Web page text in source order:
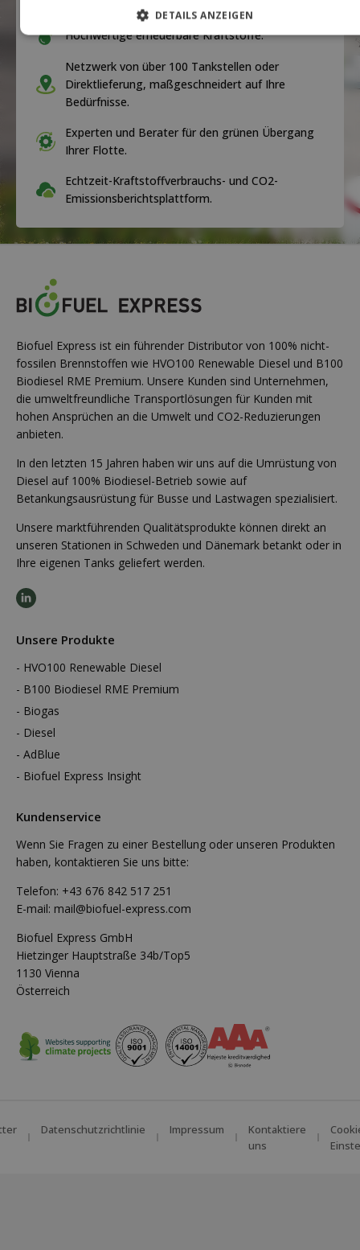
Hochwertige erneuerbare Kraftstoffe.
Netzwerk von über 100 Tankstellen oder
Direktlieferung, maßgeschneidert auf Ihre
Bedürfnisse.
Experten und Berater für den grünen Übergang
Ihrer Flotte.
Echtzeit-Kraftstoffverbrauchs- und CO2-
Emissionsberichtsplattform.
Biofuel Express ist ein führender Distributor von 100% nicht-
fossilen Brennstoffen wie HVO100 Renewable Diesel und B100
Biodiesel RME Premium. Unsere Kunden sind Unternehmen,
die umweltfreundliche Transportlösungen für Kunden mit
hohen Ansprüchen an die Umwelt und CO2-Reduzierungen
anbieten.
In den letzten 15 Jahren haben wir uns auf die Umrüstung von
Diesel auf 100% Biodiesel-Betrieb sowie auf
Betankungsausrüstung für Busse und Lastwagen spezialisiert.
Unsere marktführenden Qualitätsprodukte können direkt an
unseren Stationen in Schweden und Dänemark betankt oder in
Ihre eigenen Tanks geliefert werden.
Unsere Produkte
HVO100 Renewable Diesel
B100 Biodiesel RME Premium
Biogas
Diesel
AdBlue
Biofuel Express Insight
Kundenservice
Wenn Sie Fragen zu einer Bestellung oder unseren Produkten
haben, kontaktieren Sie uns bitte:
Telefon: +43 676 842 517 251
E-mail: mail@biofuel-express.com
Biofuel Express GmbH
Hietzinger Hauptstraße 34b/Top5
1130 Vienna
Österreich
Datenschutzrichtlinie Impressum
Kontaktiere
uns
DETAILS ANZEIGEN